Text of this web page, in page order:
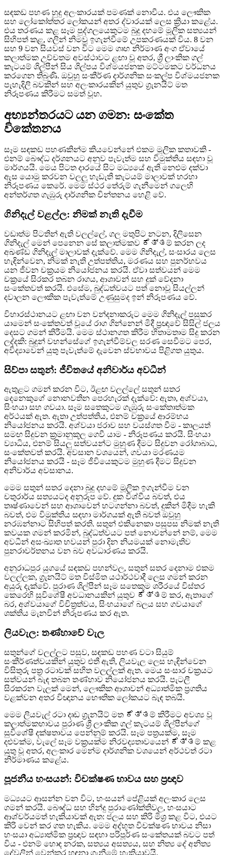
සඳකඩ පහණ හුදු අලංකාරයක් පමණක් නොවීය. එය ලෞකික
සහ ලෝකෝත්තර ලෝකයන් අතර ද්වාරයක් ලෙස ක්‍රියා කළේය.
එය තරණය කළ සෑම පුද්ගලයෙකුටම බුදු දහමේ මූලික සත්‍යයන්
සිහිපත් කළ, ගලින් නිමවූ ඉගැන්වීමේ උපකරණයක් විය. 8 වන
සහ 9 වන සියවස් වන විට මෙම ගෘහ නිර්මාණ අංග ඒවායේ
කලාත්මක උච්චතම අවස්ථාවට ළඟා වූ අතර, ශ්‍රී ලාංකික ගල්
කැටයම් ශිල්පීන් සිය ශිල්පය විශ්මයජනක මට්ටමකට වර්ධනය
කරගෙන තිබුණි. ඔවුහු සංකීර්ණ දාර්ශනික සංකල්ප විශ්මයජනක
පැහැදිලි බවකින් සහ අලංකාරයකින් යුතුව ග්‍රැනයිට් මත
නිරූපණය කිරීමට සමත් වූහ.
අභ්‍යන්තරයට යන ගමන: සංකේත
විකේතනය
සෑම සඳකඩ පහණකින්ම කියවෙන්නේ එකම මූලික කතාවකි -
එනම් බෞද්ධ දර්ශනයට අනුව පැවැත්ම සහ විමුක්තිය සඳහා වූ
මාර්ගයයි. මෙය පිටත දාරයේ සිට මධ්‍යයේ ඇති නෙළුම දක්වා
ඇස යොමු කරවන වලලු හැඩැති කැටයම් මාලාවක් හරහා
නිරූපණය කෙරේ. මෙම ස්ථර තේරුම් ගැනීමෙන් ගලෙහි
අන්තර්ගත ගැඹුරු දාර්ශනික චින්තනය හෙළි වේ.
ගිනිදැල් වළල්ල: නිමක් නැති දැවීම
වඩාත්ම පිටතින් ඇති වලල්ලේ, ගල මතුපිට නටන, දිලිසෙන
ගිනිදැල් මෙන් පෙනෙන සේ කලාත්මකව ಕೆತ್ತම් කරන ලද
අඛණ්ඩ ගිනිදැල් මාලාවක් දැක්වේ. මෙම ගිනිදැල්, සංසාරය ලෙස
හැඳින්වෙන, නිමක් නැති උත්පත්තිය, මරණය සහ පුනර්භවය
යන ජීවන චක්‍රයම නියෝජනය කරයි. ඒවා සත්වයන් මෙම
චක්‍රයේ සිරකර තබන රාගය, ආශාවන් සහ දුක් වේදනා
සංකේතවත් කරයි. එසේම, බුද්ධත්වයට පත් නොවූ සියල්ලන්
දවාලන ලෞකික පැවැත්මේ උණුසුමද ඉන් නිරූපණය වේ.
විහාරස්ථානයට ළඟා වන වන්දනාකරුට මෙම ගිනිදැල් පසුකර
යාමෙන් සංකේතවත් වූයේ රාග ගින්නෙන් මිදී ප්‍රඥාවේ සිසිල් ජලය
දෙසට ගමන් කිරීමයි. මෙම ස්ථානගත කිරීම හිතාමතාම සිදු කරන
ලද්දකි: බුදුන් වහන්සේගේ ඉගැන්වීම්වල සරණ සෙවීමට පෙර,
අවිද්‍යාවෙන් යුතු පැවැත්මේ දැවෙන ස්වභාවය පිළිගත යුතුය.
සිව්පා සතුන්: ජීවිතයේ අනිවාර්ය අවධීන්
ඇතුළට ගමන් කරන විට, ඊළඟ වලල්ලේ සතුන් සතර
දෙනෙකුගේ නොනවතින පෙරහැරක් දැක්වේ: ඇතා, අශ්වයා,
සිංහයා සහ ගවයා. සෑම සතෙකුටම ගැඹුරු සංකේතාත්මක
අර්ථයක් ඇත. ඇතා උත්පත්තිය, එනම් චක්‍රයේ ආරම්භය
නියෝජනය කරයි. අශ්වයා ජරාව සහ වයස්ගත වීම - කාලයත්
සමඟ සිදුවන ක්‍රමානුකූල ගෙවී යාම - නිරූපණය කරයි. සිංහයා
ව්‍යාධිය, එනම් සියලු සත්වයන්ට මුහුණ දීමට සිදුවන රෝගාබාධ,
සංකේතවත් කරයි. අවසාන වශයෙන්, ගවයා මරණයම
නියෝජනය කරයි - සෑම ජීවියෙකුටම මුහුණ දීමට සිදුවන
අනිවාර්ය අවසානය.
මෙම සතුන් සතර දෙනා බුදු දහමේ මූලික ඉගැන්වීම වන
චතුරාර්ය සත්‍යයටද අනුරූප වේ. දුක විශ්වීය බවත්, එය
තෘෂ්ණාවෙන් සහ ආශාවෙන් හටගන්නා බවත්, දුකින් මිදීම හැකි
බවත්, එම විමුක්තිය සඳහා මාර්ගයක් ඇති බවත් ඔවුහු
නරඹන්නාට සිහිපත් කරති. සතුන් එකිනෙකා පසුපස නිමක් නැති
කවයක ගමන් කරමින්, බුද්ධත්වයට පත් නොවන්නේ නම්, මෙම
අවධීන් අසංඛ්‍යාත භවයන් පුරා දින නියමයක් නොමැතිව
පුනරාවර්තනය වන බව අවධාරණය කරයි.
අනුරාධපුර යුගයේ සඳකඩ පහන්වල, සතුන් සතර දෙනාම එකම
වලල්ලක, ග්‍රැනයිට් මත විස්මිත යථාර්ථවාදී ලෙස ගමන් කරන
අයුරු දැක්වේ. පුරාණ ශිල්පීන් සෑම සතෙකුම ශරීරයේ විස්තර
කෙරෙහි සුවිශේෂී අවධානයකින් යුතුව ಕೆತ್ತම් කර, ඇතාගේ
බර, අශ්වයාගේ විචිත්‍රත්වය, සිංහයාගේ බලය සහ ගවයාගේ
ශක්තිය මැනවින් නිරූපණය කර ඇත.
ලියවැල: තණ්හාවේ වැල
සතුන්ගේ වලල්ලට පසුව, සඳකඩ පහණ වටා සියුම්
සංකීර්ණත්වයකින් යුතුව එතී ඇති, ලියවැල ලෙස හැඳින්වෙන
විසිතුරු පත්‍ර රටාවක් සහිත වලල්ලක් ඇත. මෙය සංසාර චක්‍රයට
සත්වයන් බැඳ තබන තණ්හාව නියෝජනය කරයි. පැටලී
සිරකරන වැලක් මෙන්, ලෞකික ආශාවන් අධ්‍යාත්මික ප්‍රගතිය
වළක්වන අතර විඥානය භෞතික ලෝකයට බැඳ තබයි.
මෙම ලියවැල් රටා දෘඩ ග්‍රැනයිට් මත ಕೆತ್ತම් කිරීමට අවශ්‍ය වූ
කලාත්මකභාවය පුරාණ ශ්‍රී ලාංකික ගල් කැටයම් ශිල්පීන්ගේ
සුවිශේෂී දක්ෂතාවය පෙන්නුම් කරයි. සෑම පත්‍රයක්ම, සෑම
දළුවක්ම, වැලේ සෑම වක්‍රයක්ම නිරවද්‍යතාවයෙන් ಕೆತ್ತම් කළ
යුතු වූ අතර, අලංකාර මෙන්ම දාර්ශනික වශයෙන් අර්ථවත් රටා
නිර්මාණය කළේය.
පූජනීය හංසයන්: විචක්ෂණ භාවය සහ ප්‍රඥාව
මධ්‍යයට ආසන්න වන විට, හංසයන් පේළියක් අලංකාර ලෙස
ගමන් කරයි. බෞද්ධ සහ හින්දු පුරාණෝක්තිවල, හංසයාට
ආශ්චර්යමත් හැකියාවක් ඇත: ජලය සහ කිරි මිශ්‍ර කළ විට, එයට
කිරි වෙන් කර ගත හැකිය. මෙම අද්භූත විචක්ෂණ භාවය නිසා
හංසයා අධ්‍යාත්මික ප්‍රඥාව සඳහා පරිපූර්ණ සංකේතයක් බවට පත්
විය - එනම් හොඳ නරක, සත්‍යය අසත්‍යය, සහ නිත්‍ය දේ අනිත්‍ය
දේවලින් වෙන්කර හඳුනා ගැනීමේ හැකියාවයි.